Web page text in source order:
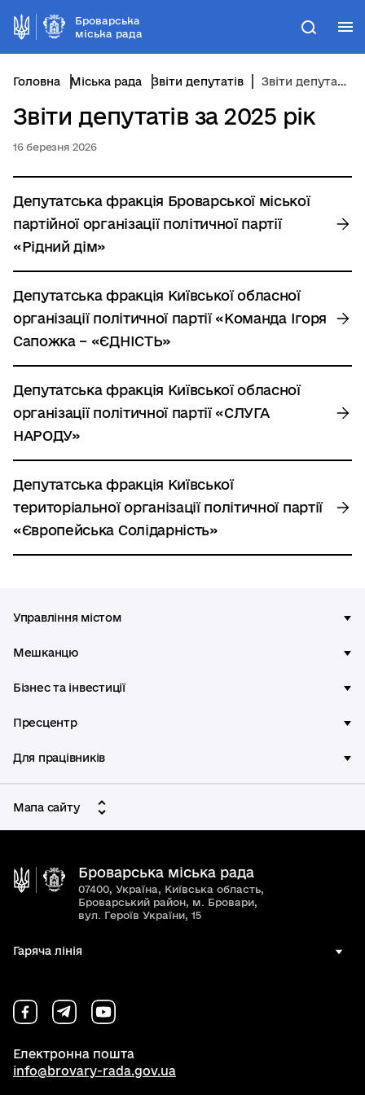
Броварська
міська рада
Пошук
Головна Міська рада Звіти депутатів Звіти депутатів за 2025 рік
Звіти депутатів за 2025 рік
16 березня 2026
Депутатська фракція Броварської міської
партійної організації політичної партії
«Рідний дім»
Депутатська фракція Київської обласної
організації політичної партії «Команда Ігоря
Сапожка – «ЄДНІСТЬ»
Депутатська фракція Київської обласної
організації політичної партії «СЛУГА
НАРОДУ»
Депутатська фракція Київської
територіальної організації політичної партії
«Європейська Солідарність»
Управління містом
Мешканцю
Бізнес та інвестиції
Пресцентр
Для працівників
Мапа сайту
Броварська міська рада
07400, Україна, Київська область,
Броварський район, м. Бровари,
вул. Героїв України, 15
Гаряча лінія
Електронна пошта
info@brovary-rada.gov.ua